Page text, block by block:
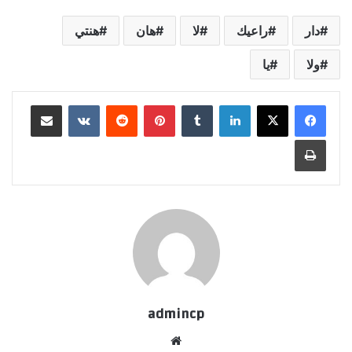
دار راعيك لا هان هنتي
ولا يا
لينكدإن بينتيريست
admincp